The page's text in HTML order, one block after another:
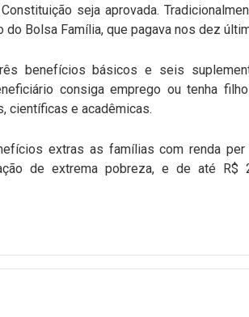
seja aprovada.
do Bolsa Família, que pagava nos dez
benefícios básicos e seis
consiga emprego ou tenha
científicas e acadêmicas.
extras as famílias com renda
de extrema pobreza, e de até R$